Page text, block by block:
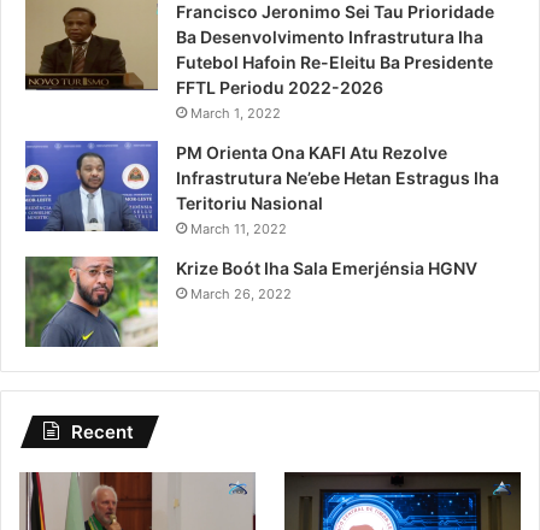
Francisco Jeronimo Sei Tau Prioridade
Ba Desenvolvimento Infrastrutura Iha
Futebol Hafoin Re-Eleitu Ba Presidente
FFTL Periodu 2022-2026
March 1, 2022
PM Orienta Ona KAFI Atu Rezolve
Infrastrutura Ne’ebe Hetan Estragus Iha
Teritoriu Nasional
March 11, 2022
Krize Boót Iha Sala Emerjénsia HGNV
March 26, 2022
Recent